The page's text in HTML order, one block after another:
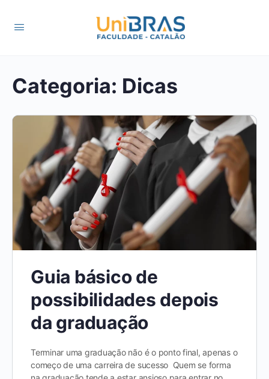
Categoria: Dicas
Guia básico de
possibilidades depois
da graduação
Terminar uma graduação não é o ponto final, apenas o
começo de uma carreira de sucesso Quem se forma